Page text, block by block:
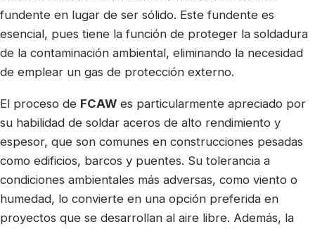
fundente en lugar de ser sólido. Este fundente es
esencial, pues tiene la función de proteger la soldadura
de la contaminación ambiental, eliminando la necesidad
de emplear un gas de protección externo.
El proceso de FCAW es particularmente apreciado por
su habilidad de soldar aceros de alto rendimiento y
espesor, que son comunes en construcciones pesadas
como edificios, barcos y puentes. Su tolerancia a
condiciones ambientales más adversas, como viento o
humedad, lo convierte en una opción preferida en
proyectos que se desarrollan al aire libre. Además, la